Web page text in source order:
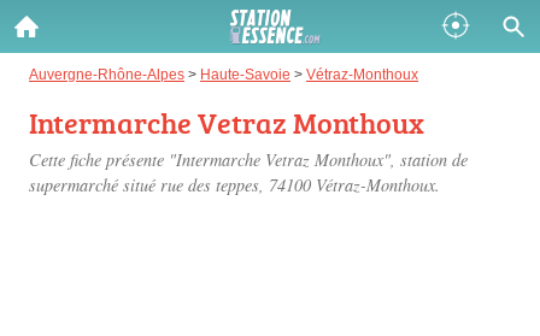
Auvergne-Rhône-Alpes > Haute-Savoie > Vétraz-Monthoux
Intermarche Vetraz Monthoux
Cette fiche présente "Intermarche Vetraz Monthoux", station de
supermarché situé rue des teppes, 74100 Vétraz-Monthoux.
Gazole :
Disponible Épuisé
SP 98 :